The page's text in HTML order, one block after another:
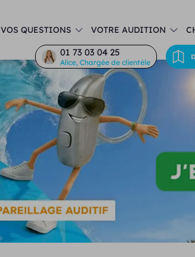
VOS QUESTIONS VOTRE AUDITION
01 73 03 04 25
Alice, Chargée de clientèle